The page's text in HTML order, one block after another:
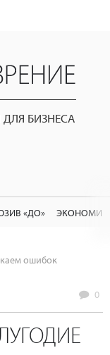
БИЗНЕСА
«ДО»
ошибок
0